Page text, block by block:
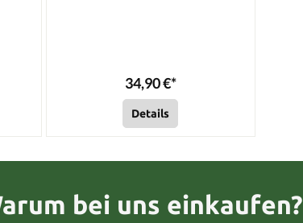
34,90 €*
Details
bei uns einkaufen?